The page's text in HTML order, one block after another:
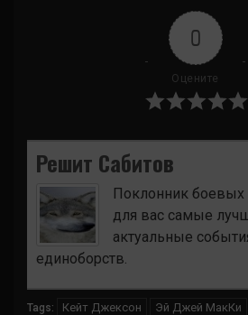
0
Оцените
Решит Сабитов
Поклонник боевых
для вас самые
актуальные
единоборств.
Tags: Кейт Джексон Эй Джей МакКи